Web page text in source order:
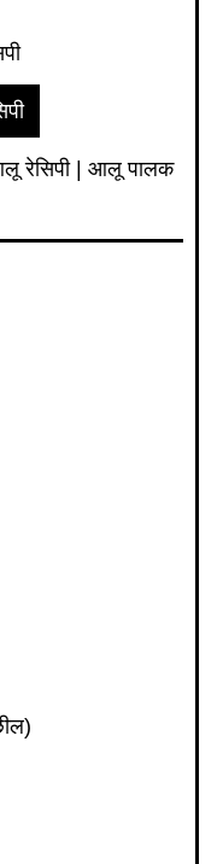
रेसिपी | आलू पालक